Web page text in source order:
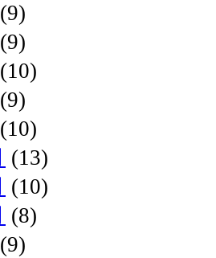
(9)
(9)
(10)
(9)
(10)
(13)
(10)
(8)
(9)